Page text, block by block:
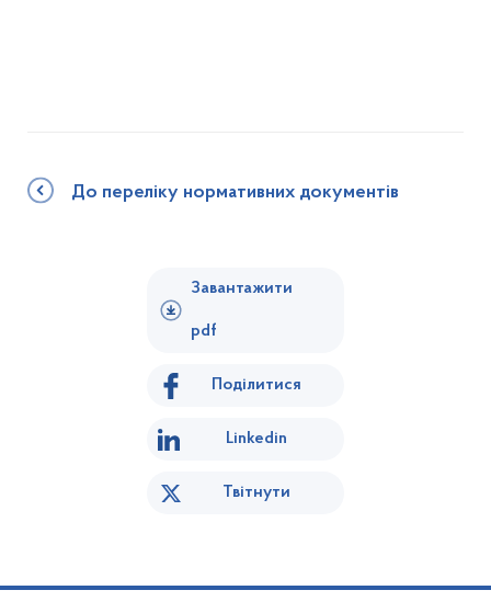
До переліку нормативних документів
Завантажити
pdf
Поділитися
Linkedin
Твітнути